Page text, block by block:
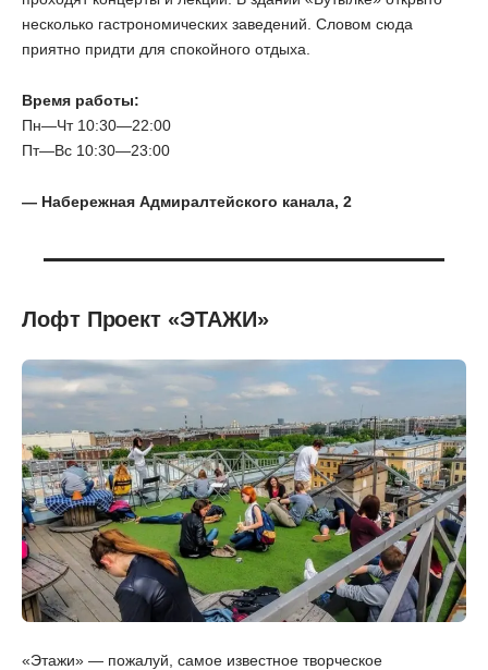
несколько гастрономических заведений. Словом сюда
приятно придти для спокойного отдыха.
Время работы:
Пн—Чт 10:30—22:00
Пт—Вс 10:30—23:00
— Набережная Адмиралтейского канала, 2
Лофт Проект «ЭТАЖИ»
«Этажи» — пожалуй, самое известное творческое